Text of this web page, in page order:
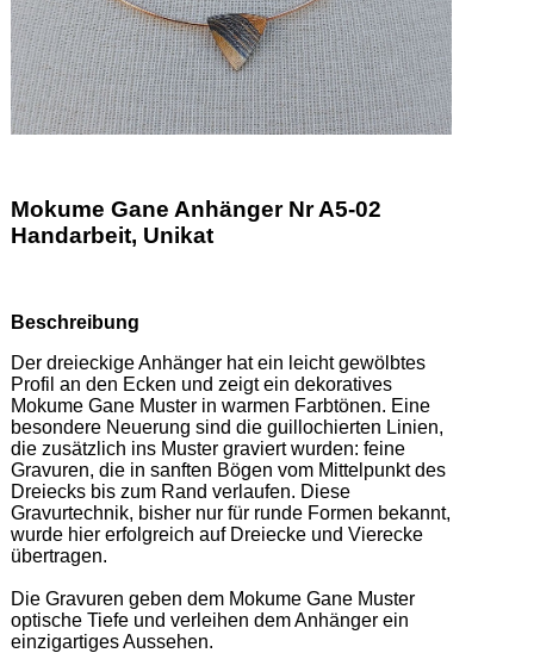
Mokume Gane Anhänger Nr A5-02
Handarbeit, Unikat
Beschreibung
Der dreieckige Anhänger hat ein leicht gewölbtes
Profil an den Ecken und zeigt ein dekoratives
Mokume Gane Muster in warmen Farbtönen. Eine
besondere Neuerung sind die guillochierten Linien,
die zusätzlich ins Muster graviert wurden: feine
Gravuren, die in sanften Bögen vom Mittelpunkt des
Dreiecks bis zum Rand verlaufen. Diese
Gravurtechnik, bisher nur für runde Formen bekannt,
wurde hier erfolgreich auf Dreiecke und Vierecke
übertragen.
Die Gravuren geben dem Mokume Gane Muster
optische Tiefe und verleihen dem Anhänger ein
einzigartiges Aussehen.